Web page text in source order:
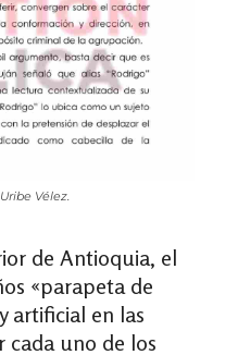
Vélez.
de Antioquia, el
«parapeta de
artificial en las
cada uno de los